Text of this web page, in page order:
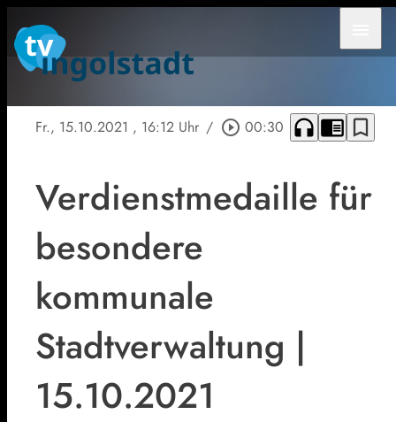
Fr., 15.10.2021 , 16:12 Uhr / play_circle_outline 00:30 headphones chrome_reader_mode bookmark_border
Verdienstmedaille für
besondere
kommunale
Stadtverwaltung |
15.10.2021